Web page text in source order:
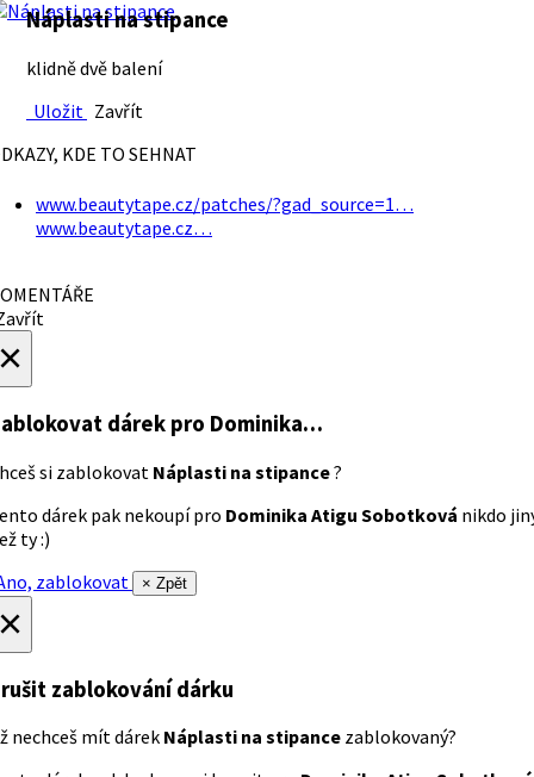
Náplasti na stipance
klidně dvě balení
Uložit Zavřít
KDE TO SEHNAT
www.beautytape.cz/patches/?gad_source=1…
www.beautytape.cz…
dárek pro Dominika…
si zablokovat Náplasti na stipance?
dárek pak nekoupí pro Dominika Atigu Sobotková nikdo
ty :)
zablokovat
× Zpět
zablokování dárku
nechceš mít dárek Náplasti na stipance zablokovaný?